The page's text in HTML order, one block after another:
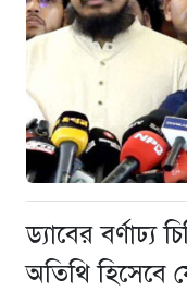
ড্যাবের বর্ণাঢ্য
অতিথি হিসেবে